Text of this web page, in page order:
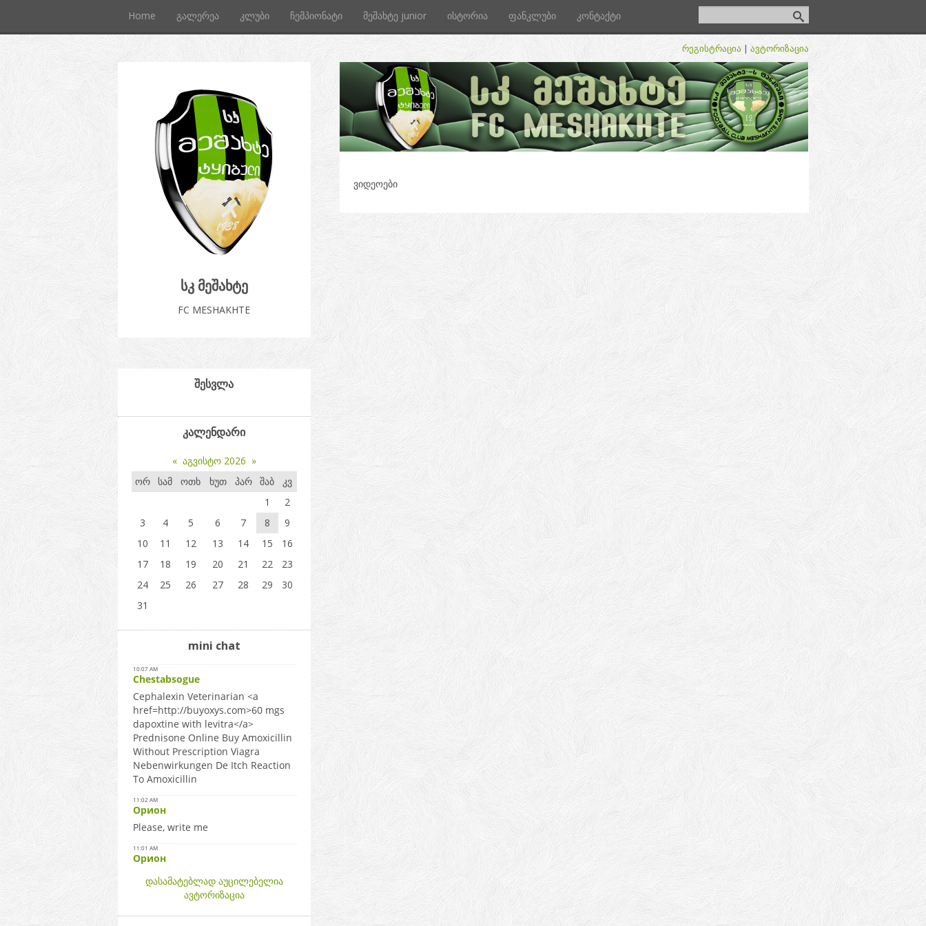
Home გალერეა კლუბი ჩემპიონატი მეშახტე junior ისტორია ფანკლუბი კონტაქტი
რეგისტრაცია | ავტორიზაცია
სკ მეშახტე
FC MESHAKHTE
ვიდეოები
შესვლა
კალენდარი
« აგვისტო 2026 »
ორ
სამ ოთხ ხუთ პარ შაბ
კვ
1
2
3
4 5 6 7 8
9
10
11 12 13 14 15
16
17
18 19 20 21 22
23
24
25 26 27 28 29
30
31
mini chat
დასამატებლად აუცილებელია
ავტორიზაცია